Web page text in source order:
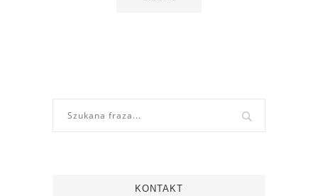
KONTAKT